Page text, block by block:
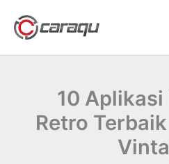
konten
10 Aplikasi
Retro